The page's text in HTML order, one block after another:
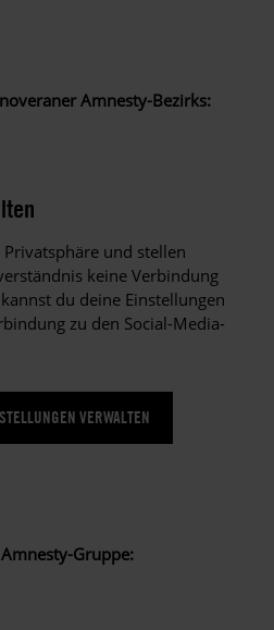
Amnesty-Bezirks:
und stellen
keine Verbindung
du deine Einstellungen
zu den Social-Media-
VERWALTEN
Gruppe: